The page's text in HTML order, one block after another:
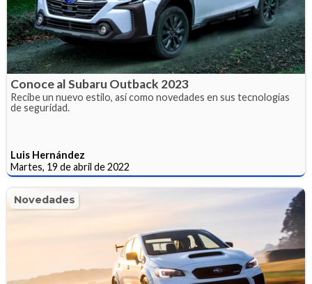
Conoce al Subaru Outback 2023
Recibe un nuevo estilo, así como novedades en sus tecnologías
de seguridad.
Luis Hernández
Martes, 19 de abril de 2022
Novedades